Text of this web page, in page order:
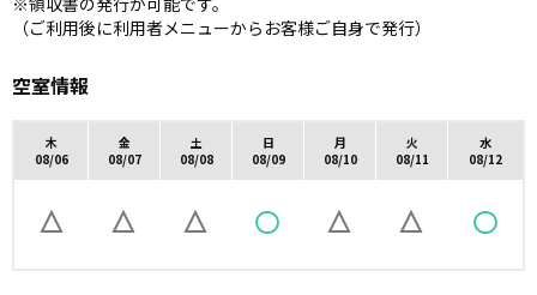
（ご利用後に利用者メニューからお客様ご自身で発行）
空室情報
木
08/06
金
08/07
土
08/08
日
08/09
月
08/10
火
08/11
水
08/12